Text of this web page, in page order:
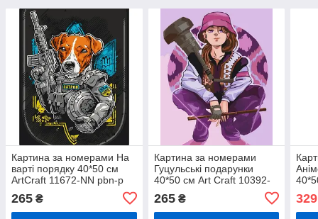
Картина за номерами На
варті порядку 40*50 см
ArtCraft 11672-NN pbn-p
265 ₴
Картина за номерами
Гуцульські подарунки
40*50 см Art Craft 10392-
265₴ 329